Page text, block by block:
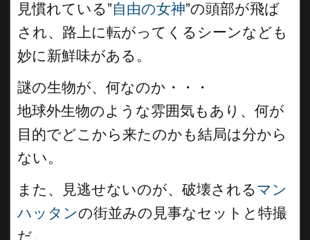
見慣れている”自由の女神”の頭部が飛ば
され、路上に転がってくるシーンなども
妙に新鮮味がある。
謎の生物が、何なのか・・・
地球外生物のような雰囲気もあり、何が
目的でどこから来たのかも結局は分から
ない。
また、見逃せないのが、破壊されるマン
ハッタンの街並みの見事なセットと特撮
だ。